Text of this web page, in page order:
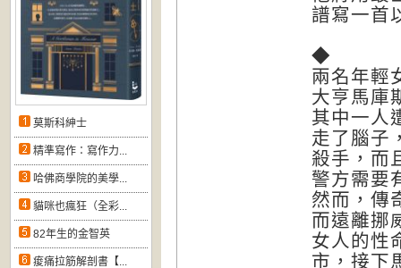
莫斯科紳士
精準寫作：寫作力...
哈佛商學院的美學...
貓咪也瘋狂（全彩...
82年生的金智英
痠痛拉筋解剖書【...
譜寫一首
◆
兩名年輕
大亨馬庫
其中一人
走了腦子
殺手，而
警方需要
然而，傳
而遠離挪
女人的性
市，接下